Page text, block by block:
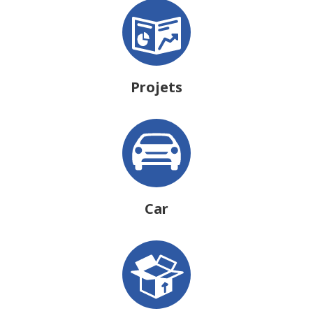
Projets
Car